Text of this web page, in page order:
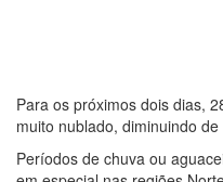
Para os próximos dois dias,
muito nublado, diminuindo
Períodos de chuva ou